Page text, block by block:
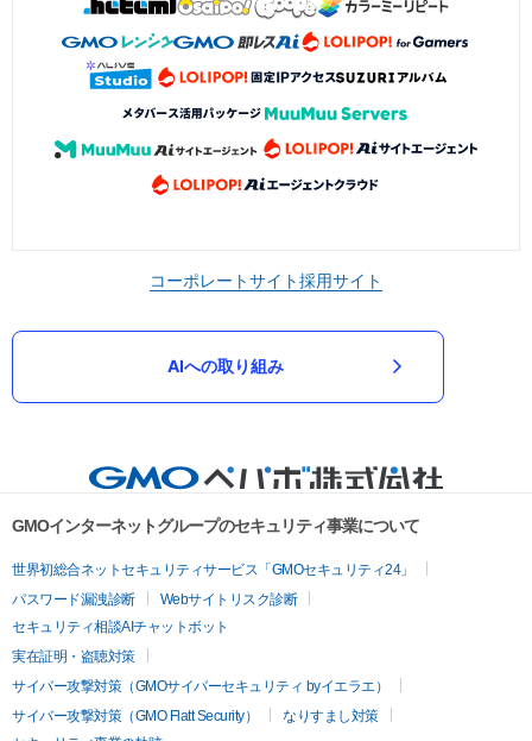
コーポレートサイト採用サイト
AIへの取り組み
GMOインターネットグループのセキュリティ事業について
世界初総合ネットセキュリティサービス「GMOセキュリティ24」
パスワード漏洩診断
Webサイトリスク診断
セキュリティ相談AIチャットボット
実在証明・盗聴対策
サイバー攻撃対策（GMOサイバーセキュリティ byイエラエ）
サイバー攻撃対策（GMO Flatt Security）
なりすまし対策